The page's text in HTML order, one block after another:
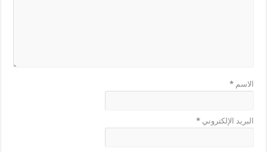
الاسم*
البريد الإلكتروني*